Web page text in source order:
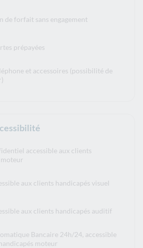
de forfait sans engagement
prépayées
et accessoires (possibilité de
accessible aux clients
aux clients handicapés visuel
aux clients handicapés auditif
Bancaire 24h/24, accessible
moteur